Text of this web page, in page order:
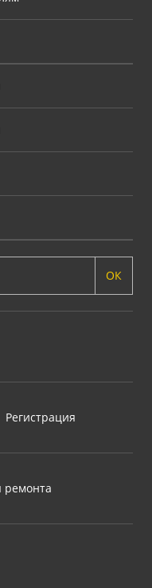
ОК
Регистрация
ремонта